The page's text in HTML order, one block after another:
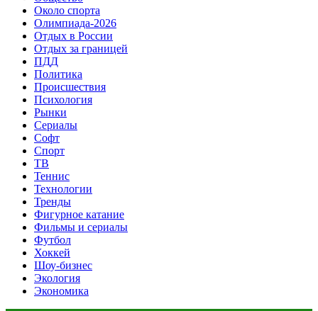
Около спорта
Олимпиада-2026
Отдых в России
Отдых за границей
ПДД
Политика
Происшествия
Психология
Рынки
Сериалы
Софт
Спорт
ТВ
Теннис
Технологии
Тренды
Фигурное катание
Фильмы и сериалы
Футбол
Хоккей
Шоу-бизнес
Экология
Экономика